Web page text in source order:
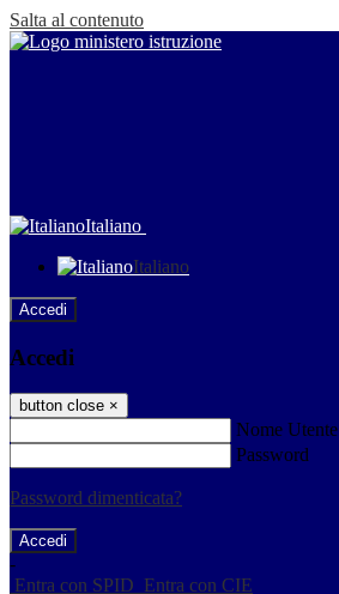
Salta al contenuto
Italiano
Italiano
Accedi
Accedi
button close ×
Nome Utente
Password
Password dimenticata?
-
Entra con SPID Entra con CIE